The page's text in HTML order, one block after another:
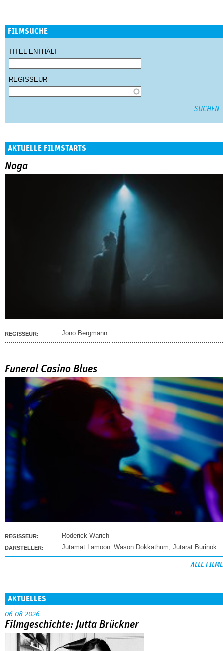
FILMSUCHE
TITEL ENTHÄLT
REGISSEUR
AKTUELLE FILMSTARTS
Noga
REGISSEUR: Jono Bergmann
Funeral Casino Blues
REGISSEUR: Roderick Warich
DARSTELLER: Jutamat Lamoon Wason Dokkathum Jutarat Burinok
ALLE FILME
AKTUELLES
06.08.2026
Filmgeschichte: Jutta Brückner